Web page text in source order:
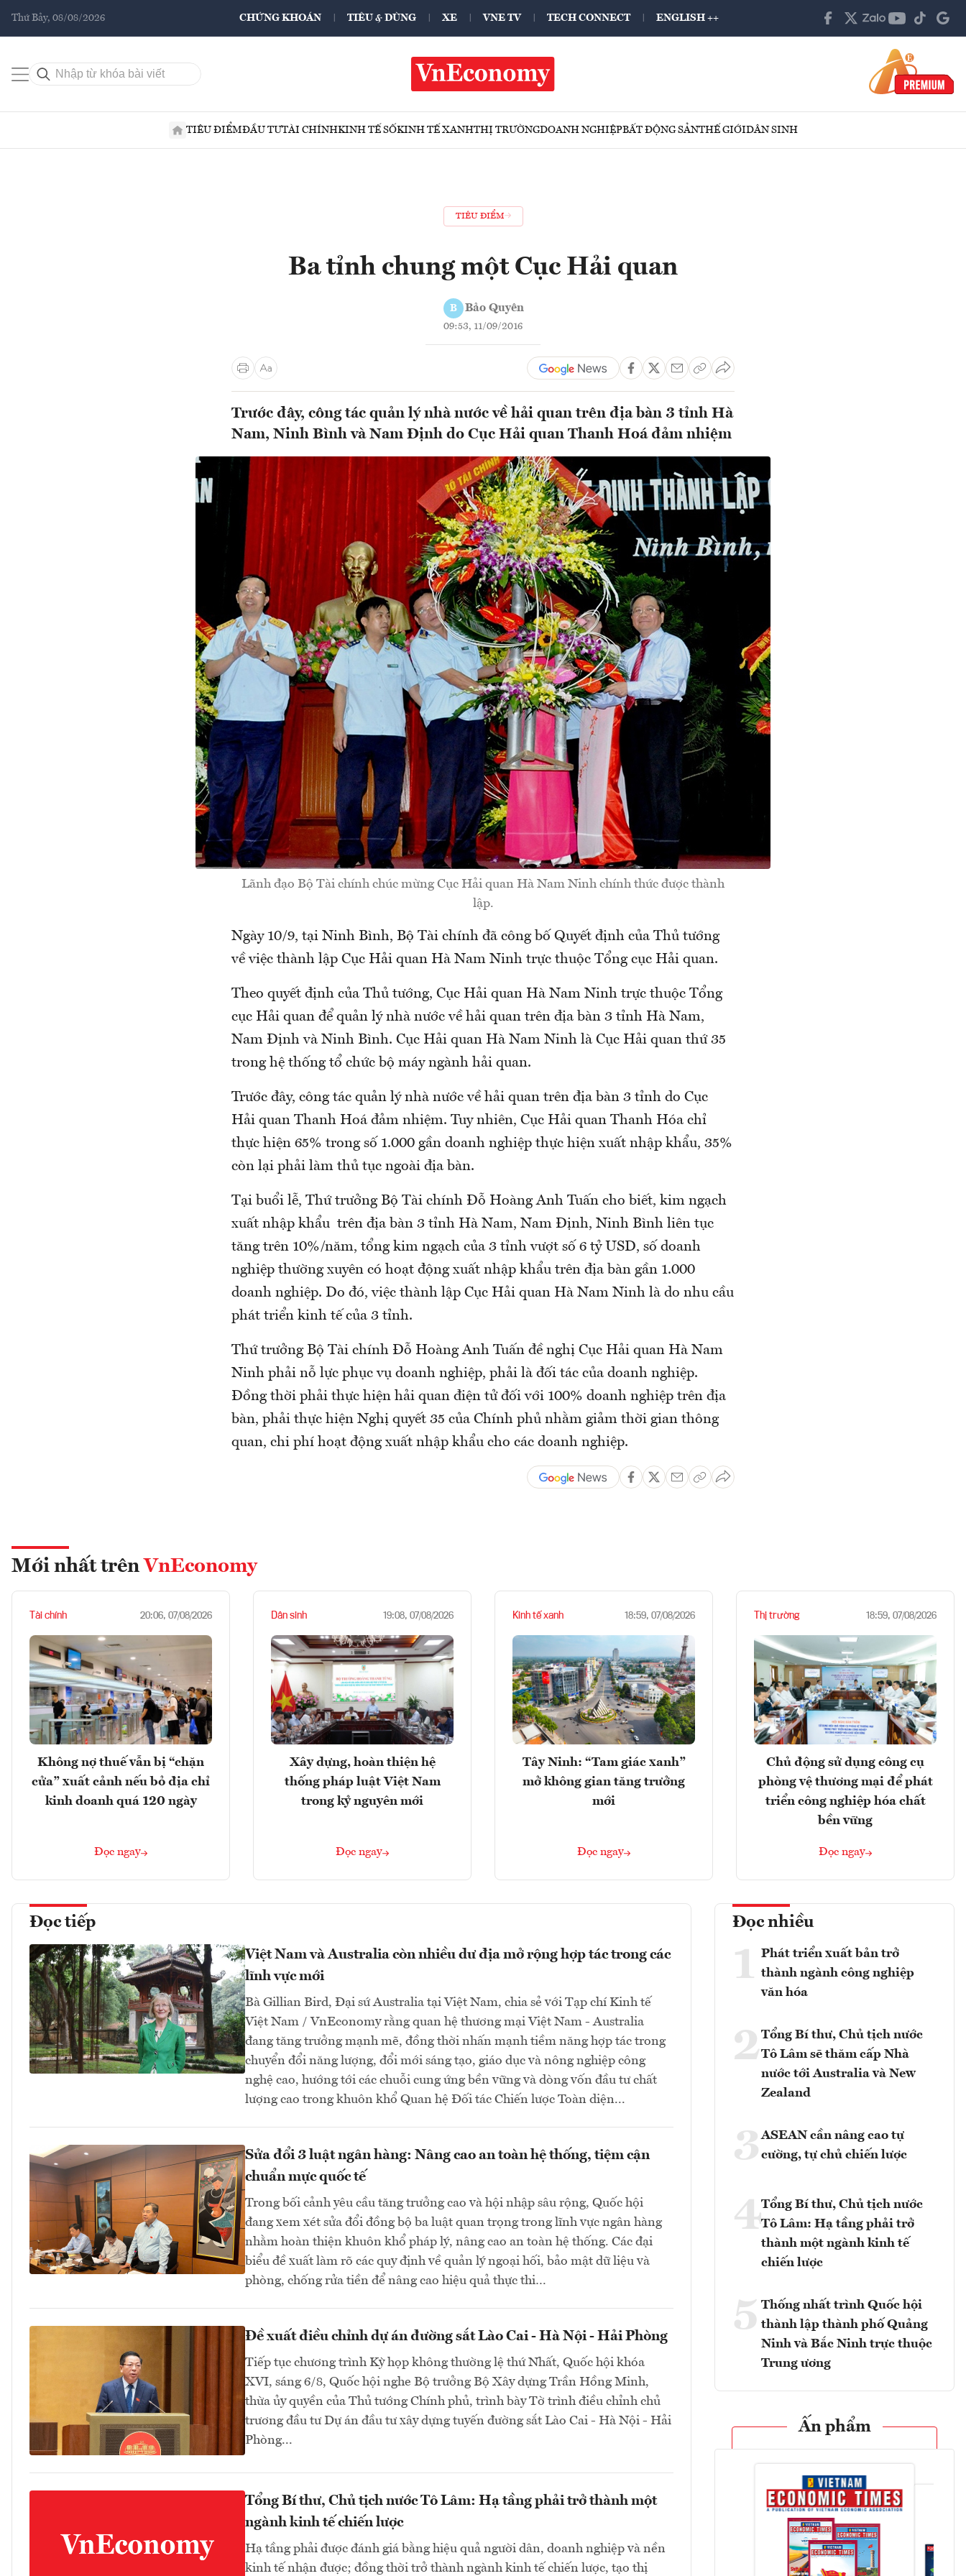
Thứ Bảy, 08/08/2026 CHỨNG KHOÁN TIÊU & DÙNG XE VNE TV TECH CONNECT ENGLISH ++
TIÊU ĐIỂMĐẦU TƯTÀI CHÍNHKINH TẾ SỐKINH TẾ XANHTHỊ TRƯỜNGDOANH NGHIỆPBẤT ĐỘNG SẢNTHẾ GIỚIDÂN SINH
TIÊU ĐIỂM
Ba tỉnh chung một Cục Hải quan
B Bảo Quyên
09:53, 11/09/2016
Trước đây, công tác quản lý nhà nước về hải quan trên địa bàn 3 tỉnh Hà
Nam, Ninh Bình và Nam Định do Cục Hải quan Thanh Hoá đảm nhiệm
Lãnh đạo Bộ Tài chính chúc mừng Cục Hải quan Hà Nam Ninh chính thức được thành
lập.
Ngày 10/9, tại Ninh Bình, Bộ Tài chính đã công bố Quyết định của Thủ tướng
về việc thành lập Cục Hải quan Hà Nam Ninh trực thuộc Tổng cục Hải quan.
Theo quyết định của Thủ tướng, Cục Hải quan Hà Nam Ninh trực thuộc Tổng
cục Hải quan để quản lý nhà nước về hải quan trên địa bàn 3 tỉnh Hà Nam,
Nam Định và Ninh Bình. Cục Hải quan Hà Nam Ninh là Cục Hải quan thứ 35
trong hệ thống tổ chức bộ máy ngành hải quan.
Trước đây, công tác quản lý nhà nước về hải quan trên địa bàn 3 tỉnh do Cục
Hải quan Thanh Hoá đảm nhiệm. Tuy nhiên, Cục Hải quan Thanh Hóa chỉ
thực hiện 65% trong số 1.000 gần doanh nghiệp thực hiện xuất nhập khẩu, 35%
còn lại phải làm thủ tục ngoài địa bàn.
Tại buổi lễ, Thứ trưởng Bộ Tài chính Đỗ Hoàng Anh Tuấn cho biết, kim ngạch
xuất nhập khẩu trên địa bàn 3 tỉnh Hà Nam, Nam Định, Ninh Bình liên tục
tăng trên 10%/năm, tổng kim ngạch của 3 tỉnh vượt số 6 tỷ USD, số doanh
nghiệp thường xuyên có hoạt động xuất nhập khẩu trên địa bàn gần 1.000
doanh nghiệp. Do đó, việc thành lập Cục Hải quan Hà Nam Ninh là do nhu cầu
phát triển kinh tế của 3 tỉnh.
Thứ trưởng Bộ Tài chính Đỗ Hoàng Anh Tuấn đề nghị Cục Hải quan Hà Nam
Ninh phải nỗ lực phục vụ doanh nghiệp, phải là đối tác của doanh nghiệp.
Đồng thời phải thực hiện hải quan điện tử đối với 100% doanh nghiệp trên địa
bàn, phải thực hiện Nghị quyết 35 của Chính phủ nhằm giảm thời gian thông
quan, chi phí hoạt động xuất nhập khẩu cho các doanh nghiệp.
Mới nhất trên VnEconomy
Tài chính 20:06, 07/08/2026
Không nợ thuế vẫn bị “chặn
cửa” xuất cảnh nếu bỏ địa chỉ
kinh doanh quá 120 ngày
Đọc ngay
Dân sinh 19:08, 07/08/2026
Xây dựng, hoàn thiện hệ
thống pháp luật Việt Nam
trong kỷ nguyên mới
Đọc ngay
Kinh tế xanh 18:59, 07/08/2026
Tây Ninh: “Tam giác xanh”
mở không gian tăng trưởng
mới
Đọc ngay
Thị trường 18:59, 07/08/2026
Chủ động sử dụng công cụ
phòng vệ thương mại để phát
triển công nghiệp hóa chất
bền vững
Đọc ngay
Đọc tiếp
Việt Nam và Australia còn nhiều dư địa mở rộng hợp tác trong các
lĩnh vực mới
Bà Gillian Bird, Đại sứ Australia tại Việt Nam, chia sẻ với Tạp chí Kinh tế
Việt Nam / VnEconomy rằng quan hệ thương mại Việt Nam - Australia
đang tăng trưởng mạnh mẽ, đồng thời nhấn mạnh tiềm năng hợp tác trong
chuyển đổi năng lượng, đổi mới sáng tạo, giáo dục và nông nghiệp công
nghệ cao, hướng tới các chuỗi cung ứng bền vững và dòng vốn đầu tư chất
lượng cao trong khuôn khổ Quan hệ Đối tác Chiến lược Toàn diện...
Sửa đổi 3 luật ngân hàng: Nâng cao an toàn hệ thống, tiệm cận
chuẩn mực quốc tế
Trong bối cảnh yêu cầu tăng trưởng cao và hội nhập sâu rộng, Quốc hội
đang xem xét sửa đổi đồng bộ ba luật quan trọng trong lĩnh vực ngân hàng
nhằm hoàn thiện khuôn khổ pháp lý, nâng cao an toàn hệ thống. Các đại
biểu đề xuất làm rõ các quy định về quản lý ngoại hối, bảo mật dữ liệu và
phòng, chống rửa tiền để nâng cao hiệu quả thực thi…
Đề xuất điều chỉnh dự án đường sắt Lào Cai - Hà Nội - Hải Phòng
Tiếp tục chương trình Kỳ họp không thường lệ thứ Nhất, Quốc hội khóa
XVI, sáng 6/8, Quốc hội nghe Bộ trưởng Bộ Xây dựng Trần Hồng Minh,
thừa ủy quyền của Thủ tướng Chính phủ, trình bày Tờ trình điều chỉnh chủ
trương đầu tư Dự án đầu tư xây dựng tuyến đường sắt Lào Cai - Hà Nội - Hải
Phòng...
Tổng Bí thư, Chủ tịch nước Tô Lâm: Hạ tầng phải trở thành một
ngành kinh tế chiến lược
Hạ tầng phải được đánh giá bằng hiệu quả người dân, doanh nghiệp và nền
kinh tế nhận được; đồng thời trở thành ngành kinh tế chiến lược, tạo thị
Đọc nhiều
1 Phát triển xuất bản trở
thành ngành công nghiệp
văn hóa
2Tổng Bí thư, Chủ tịch nước
Tô Lâm sẽ thăm cấp Nhà
nước tới Australia và New
Zealand
3 ASEAN cần nâng cao tự
cường, tự chủ chiến lược
4Tổng Bí thư, Chủ tịch nước
Tô Lâm: Hạ tầng phải trở
thành một ngành kinh tế
chiến lược
5 Thống nhất trình Quốc hội
thành lập thành phố Quảng
Ninh và Bắc Ninh trực thuộc
Trung ương
Ấn phẩm